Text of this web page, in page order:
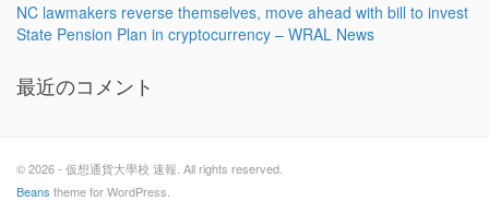
NC lawmakers reverse themselves, move ahead with bill to invest
State Pension Plan in cryptocurrency – WRAL News
最近のコメント
© 2026 - 仮想通貨大學校 速報. All rights reserved.
Beans theme for WordPress.